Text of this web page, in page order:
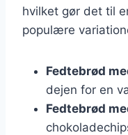
hvilket gør det til
populære
Fedtebrød
dejen for en
Fedtebrød